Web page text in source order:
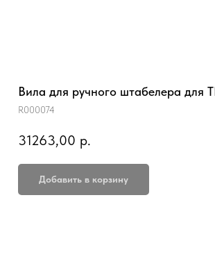
Вила для ручного штабелера для
R000074
31263,00 р.
Добавить в корзину